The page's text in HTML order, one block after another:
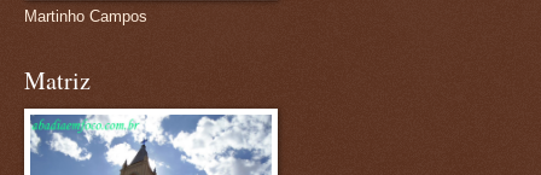
Martinho Campos
Matriz